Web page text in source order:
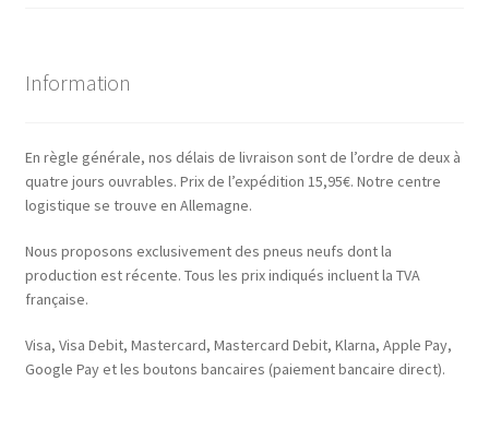
Information
En règle générale, nos délais de livraison sont de l’ordre de deux à
quatre jours ouvrables. Prix de l’expédition 15,95€. Notre centre
logistique se trouve en Allemagne.
Nous proposons exclusivement des pneus neufs dont la
production est récente. Tous les prix indiqués incluent la TVA
française.
Visa, Visa Debit, Mastercard, Mastercard Debit, Klarna, Apple Pay,
Google Pay et les boutons bancaires (paiement bancaire direct).